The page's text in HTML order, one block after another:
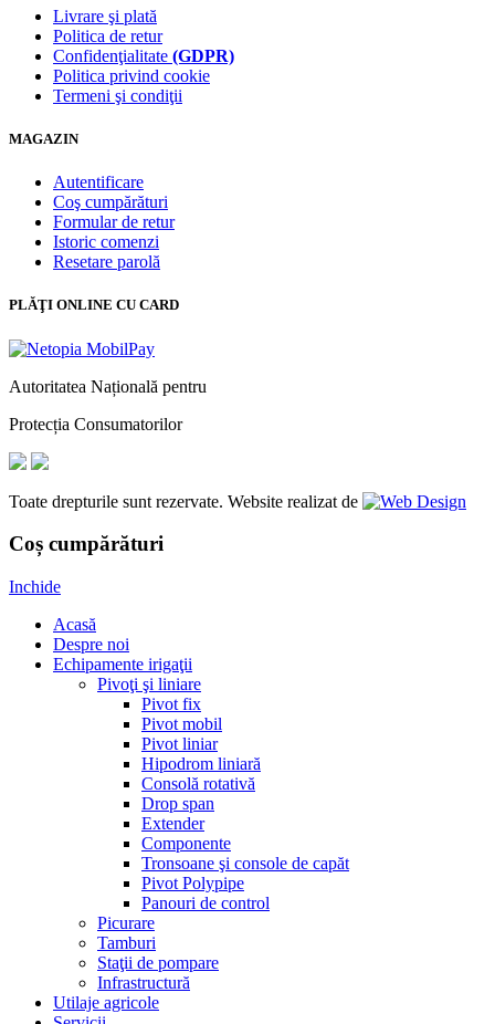
Livrare şi plată
Politica de retur
Confidenţialitate (GDPR)
Politica privind cookie
Termeni şi condiţii
MAGAZIN
Autentificare
Coş cumpărături
Formular de retur
Istoric comenzi
Resetare parolă
PLĂŢI ONLINE CU CARD
Autoritatea Națională pentru
Protecția Consumatorilor
Toate drepturile sunt rezervate. Website realizat de
Coș cumpărături
Inchide
Acasă
Despre noi
Echipamente irigaţii
Pivoţi şi liniare
Pivot fix
Pivot mobil
Pivot liniar
Hipodrom liniară
Consolă rotativă
Drop span
Extender
Componente
Tronsoane şi console de capăt
Pivot Polypipe
Panouri de control
Picurare
Tamburi
Staţii de pompare
Infrastructură
Utilaje agricole